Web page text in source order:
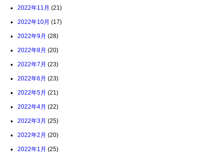
2022年11月 (21)
2022年10月 (17)
2022年9月 (28)
2022年8月 (20)
2022年7月 (23)
2022年6月 (23)
2022年5月 (21)
2022年4月 (22)
2022年3月 (25)
2022年2月 (20)
2022年1月 (25)